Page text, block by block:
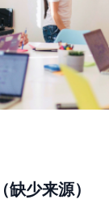
少来源）